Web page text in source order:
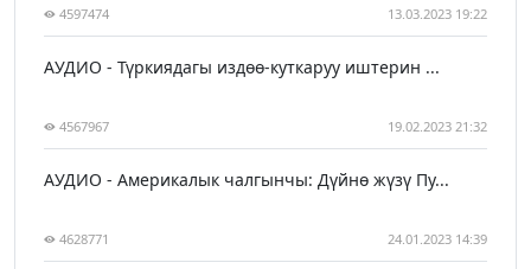
4597474 13.03.2023 19:22
АУДИО - Түркиядагы издөө-куткаруу иштерин ...
4567967 19.02.2023 21:32
АУДИО - Америкалык чалгынчы: Дүйнө жүзү Пу...
4628771 24.01.2023 14:39